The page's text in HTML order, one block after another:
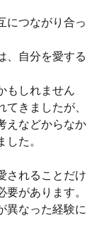
につながり合っ
、自分を愛する
もしれません
きましたが、
えなどからなか
た。
されることだけ
があります。
異なった経験に